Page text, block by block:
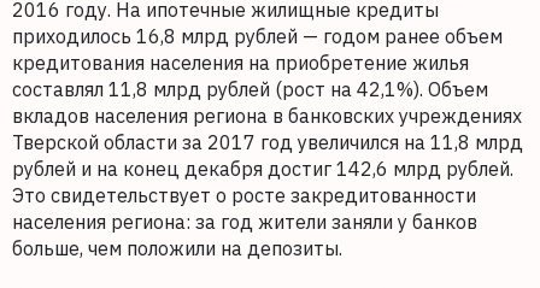
2016 году. На ипотечные жилищные кредиты
приходилось 16,8 млрд рублей — годом ранее объем
кредитования населения на приобретение жилья
составлял 11,8 млрд рублей (рост на 42,1%). Объем
вкладов населения региона в банковских учреждениях
Тверской области за 2017 год увеличился на 11,8 млрд
рублей и на конец декабря достиг 142,6 млрд рублей.
Это свидетельствует о росте закредитованности
населения региона: за год жители заняли у банков
больше, чем положили на депозиты.